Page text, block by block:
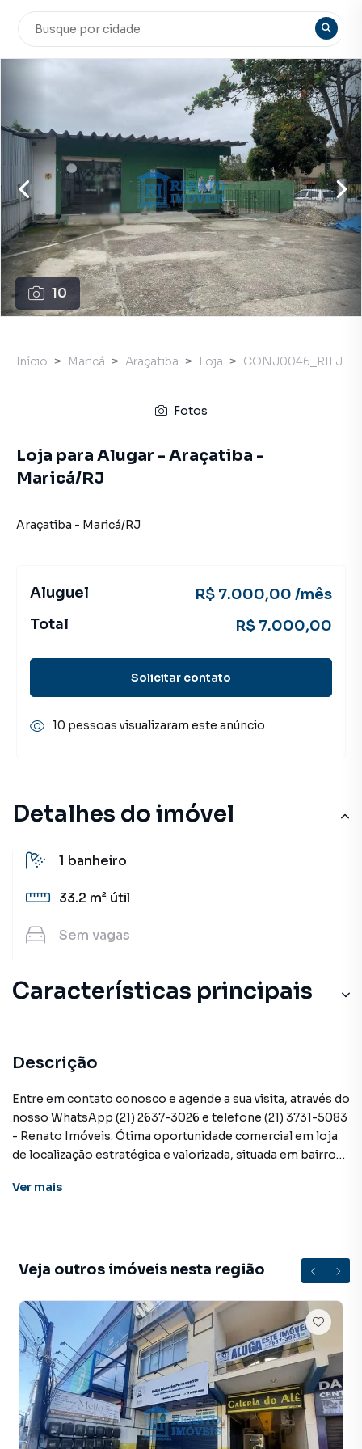
10
Detalhes do imóvel
1 banheiro
33.2 m² útil
Sem vagas
Características principais
Descrição
Entre em contato conosco e agende a sua visita, através do
nosso WhatsApp (21) 2637-3026 e telefone (21) 3731-5083
- Renato Imóveis. Ótima oportunidade comercial em loja
de localização estratégica e valorizada, situada em bairro
diversos comércios e serviços ao redor, pontos de
conveniências desejadas.
A loja proporciona um espaço de 33,2m² contando, com
sua sala principal, banheiro social e estacionamento
externo com vagas rotativas para clientes.
VALOR: 7.000,00 + TAXAS
Loja para Aluguel em região valorizada do bairro Araçatiba,
Ver mais
Veja outros imóveis nesta região
Início Maricá Araçatiba Loja CONJ0046_RILJ
Fotos
Loja para Alugar - Araçatiba -
Maricá/RJ
Araçatiba - Maricá/RJ
Aluguel
R$ 7.000,00 /mês
Total
R$ 7.000,00
Solicitar contato
10 pessoas visualizaram este anúncio